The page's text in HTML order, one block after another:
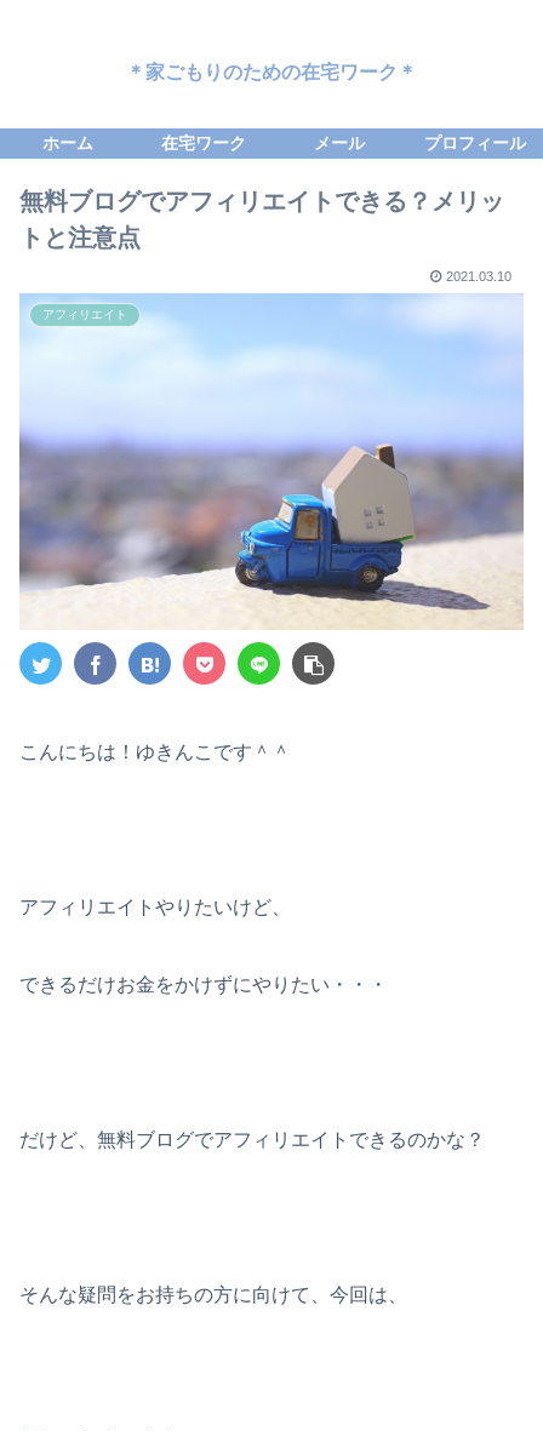
＊家ごもりのための在宅ワーク＊
ホーム 在宅ワーク メール プロフィール
無料ブログでアフィリエイトできる？メリッ
トと注意点
2021.03.10
アフィリエイト
こんにちは！ゆきんこです＾＾
アフィリエイトやりたいけど、
できるだけお金をかけずにやりたい・・・
だけど、無料ブログでアフィリエイトできるのかな？
そんな疑問をお持ちの方に向けて、今回は、